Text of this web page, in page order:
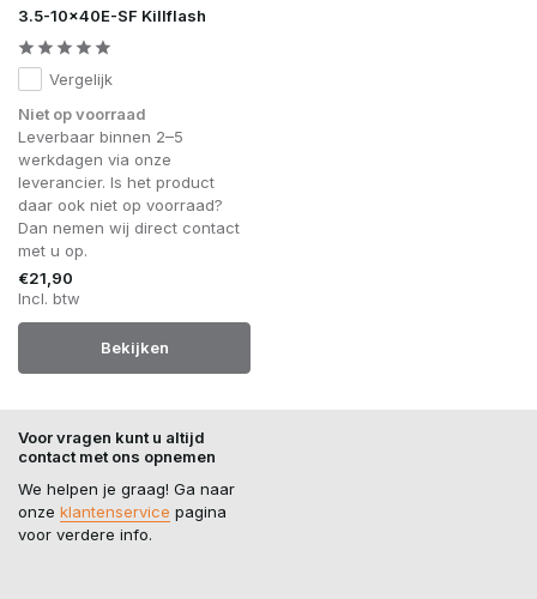
3.5-10x40E-SF Killflash
Vergelijk
Niet op voorraad
Leverbaar binnen 2–5
werkdagen via onze
leverancier. Is het product
daar ook niet op voorraad?
Dan nemen wij direct contact
met u op.
€21,90
Incl. btw
Bekijken
Voor vragen kunt u altijd
contact met ons opnemen
We helpen je graag! Ga naar
onze klantenservice pagina
voor verdere info.